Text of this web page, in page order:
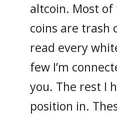
altcoin. Most of
coins are trash
read every
few I’m
you. The rest I
position in.